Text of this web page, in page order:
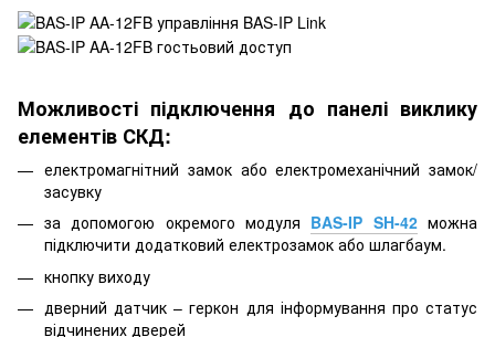
Можливості підключення до панелі виклику
елементів СКД:
електромагнітний замок або електромеханічний замок/
засувку
за допомогою окремого модуля BAS-IP SH-42можна
підключити додатковий електрозамок або шлагбаум.
кнопку виходу
дверний датчик – геркон для інформування про статус
відчинених дверей